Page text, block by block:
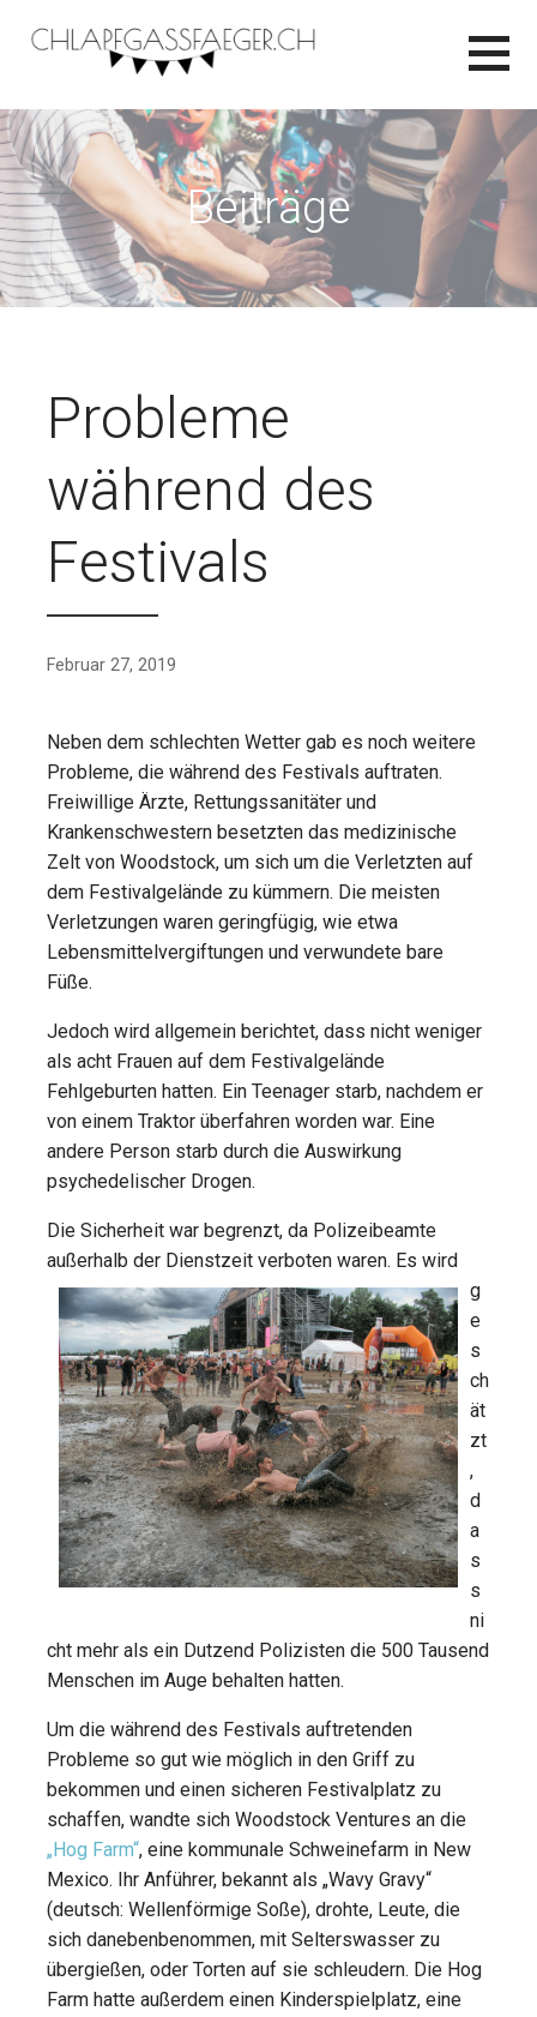
Inhalt
Beiträge
Probleme
während des
Festivals
Februar 27, 2019
Neben dem schlechten Wetter gab es noch weitere
Probleme, die während des Festivals auftraten.
Freiwillige Ärzte, Rettungssanitäter und
Krankenschwestern besetzten das medizinische
Zelt von Woodstock, um sich um die Verletzten auf
dem Festivalgelände zu kümmern. Die meisten
Verletzungen waren geringfügig, wie etwa
Lebensmittelvergiftungen und verwundete bare
Füße.
Jedoch wird allgemein berichtet, dass nicht weniger
als acht Frauen auf dem Festivalgelände
Fehlgeburten hatten. Ein Teenager starb, nachdem er
von einem Traktor überfahren worden war. Eine
andere Person starb durch die Auswirkung
psychedelischer Drogen.
Die Sicherheit war begrenzt, da Polizeibeamte
außerhalb der Dienstzeit verboten waren. Es wird
g
e
s
ch
ät
zt
,
d
a
s
s
ni
cht mehr als ein Dutzend Polizisten die 500 Tausend
Menschen im Auge behalten hatten.
Um die während des Festivals auftretenden
Probleme so gut wie möglich in den Griff zu
bekommen und einen sicheren Festivalplatz zu
schaffen, wandte sich Woodstock Ventures an die
„Hog Farm“, eine kommunale Schweinefarm in New
Mexico. Ihr Anführer, bekannt als „Wavy Gravy“
(deutsch: Wellenförmige Soße), drohte, Leute, die
sich danebenbenommen, mit Selterswasser zu
übergießen, oder Torten auf sie schleudern. Die Hog
Farm hatte außerdem einen Kinderspielplatz, eine